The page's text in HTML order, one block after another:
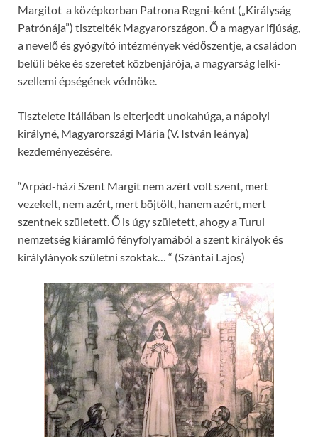
Margitot a középkorban Patrona Regni-ként („Királyság
Patrónája”) tisztelték Magyarországon. Ő a magyar ifjúság,
a nevelő és gyógyító intézmények védőszentje, a családon
belüli béke és szeretet közbenjárója, a magyarság lelki-
szellemi épségének védnöke.
Tisztelete Itáliában is elterjedt unokahúga, a nápolyi
királyné, Magyarországi Mária (V. István leánya)
kezdeményezésére.
“Arpád-házi Szent Margit nem azért volt szent, mert
vezekelt, nem azért, mert böjtölt, hanem azért, mert
szentnek született. Ő is úgy született, ahogy a Turul
nemzetség kiáramló fényfolyamából a szent királyok és
királylányok születni szoktak… “ (Szántai Lajos)